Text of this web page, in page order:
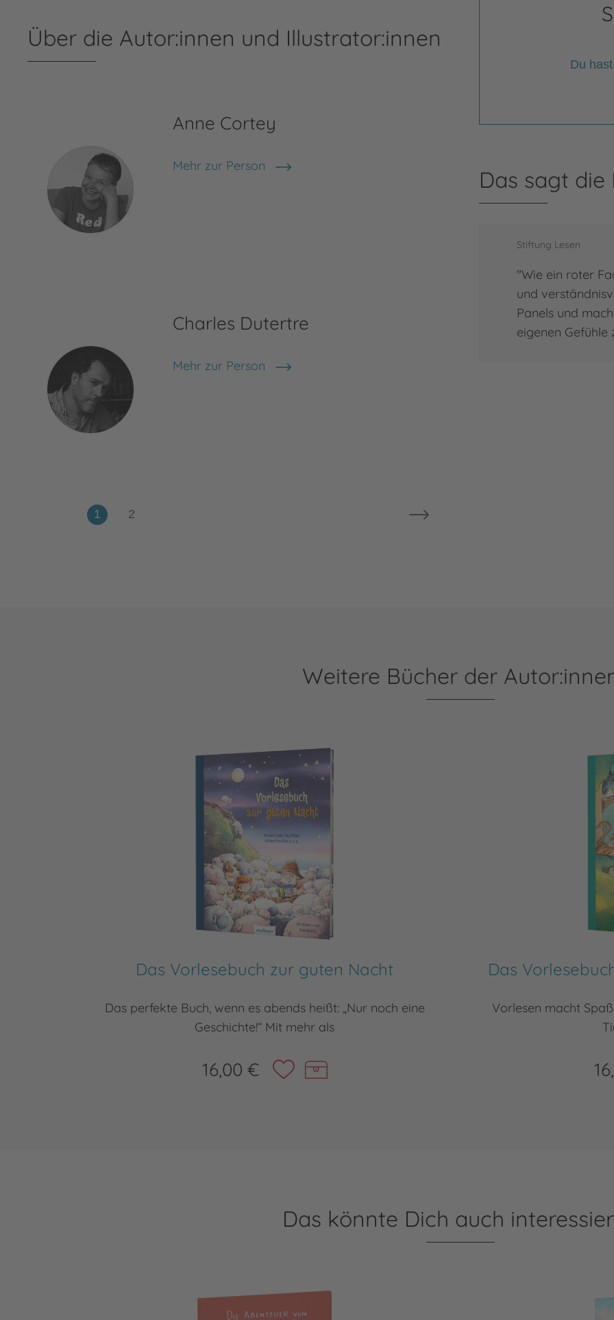
Du
Über die Autor:innen und Illustrator:innen
Anne Cortey
Mehr zur Person
Anne Cortey
Charles Dutertre
Mehr zur Person
Charles Dutertre
Das sagt die
Stiftung Lesen
"Wie ein roter
und
Panels und
eigenen Gefühle
Weitere Bücher der
Das Vorlesebuch zur guten Nacht
Das perfekte Buch, wenn es abends heißt: „Nur noch eine
Geschichte!“ Mit mehr als
16,00 €
Das
Vorlesen macht
Das könnte Dich auch